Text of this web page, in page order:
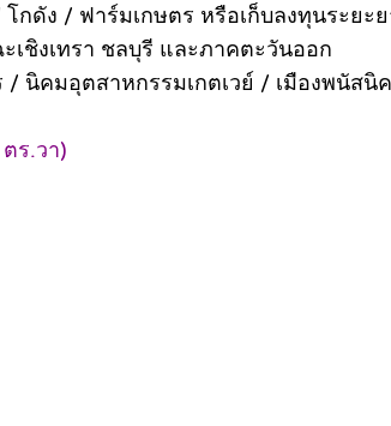
กดัง / ฟาร์มเกษตร หรือเก็บลงทุนระยะย
เชิงเทรา ชลบุรี และภาคตะวันออก
คมอุตสาหกรรมเกตเวย์ / เมืองพนัสนิค
ร.วา)